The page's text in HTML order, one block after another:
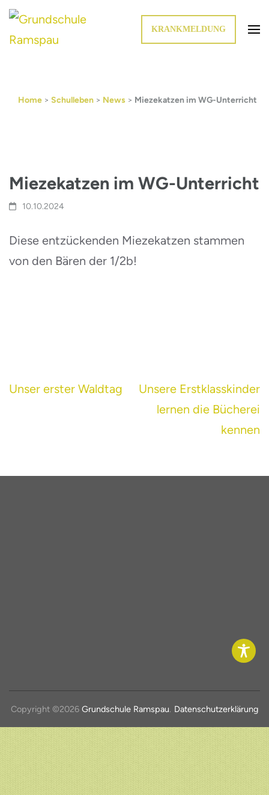
KRANKMELDUNG
Home > Schulleben > News > Miezekatzen im WG-Unterricht
Miezekatzen im WG-Unterricht
10.10.2024
Diese entzückenden Miezekatzen stammen
von den Bären der 1/2b!
Beitragsnavigation
Unser erster Waldtag
Unsere Erstklasskinder
lernen die Bücherei
kennen
Copyright ©2026 Grundschule Ramspau. Datenschutzerklärung